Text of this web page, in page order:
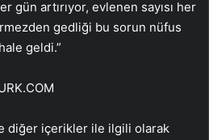
gün artırıyor, evlenen sayısı her
gedliği bu sorun nüfus
geldi.”
diğer içerikler ile ilgili olarak